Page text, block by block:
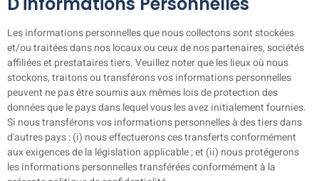
Les informations personnelles que nous collectons sont stockées
et/ou traitées dans nos locaux ou ceux de nos partenaires, sociétés
affiliées et prestataires tiers. Veuillez noter que les lieux où nous
stockons, traitons ou transférons vos informations personnelles
peuvent ne pas être soumis aux mêmes lois de protection des
données que le pays dans lequel vous les avez initialement fournies.
Si nous transférons vos informations personnelles à des tiers dans
d'autres pays : (i) nous effectuerons ces transferts conformément
aux exigences de la législation applicable ; et (ii) nous protégerons
les informations personnelles transférées conformément à la